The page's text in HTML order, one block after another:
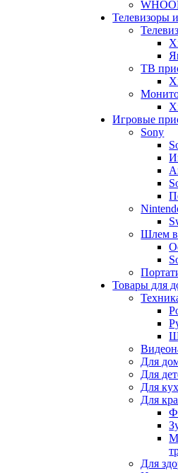
Телевизоры
ТВ
Игровые
Sony
Шлем
Товары для
Для
Для
Для
Для
Для